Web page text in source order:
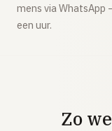
mens via WhatsApp
een uur.
Zo